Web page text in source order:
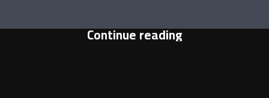
Continue reading